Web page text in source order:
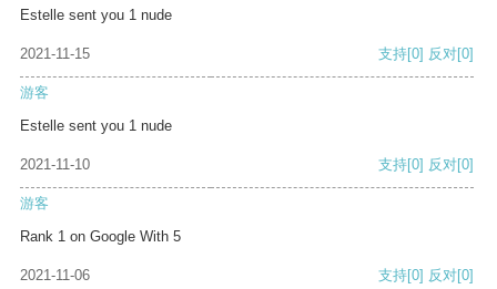
Estelle sent you 1 nude
2021-11-15 支持[0] 反对[0]
游客
Estelle sent you 1 nude
2021-11-10 支持[0] 反对[0]
游客
Rank 1 on Google With 5
2021-11-06 支持[0] 反对[0]